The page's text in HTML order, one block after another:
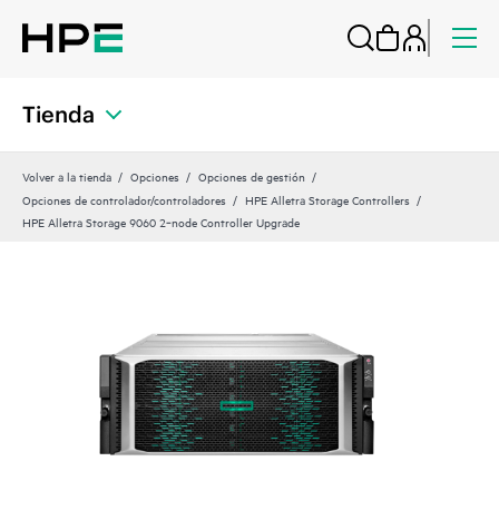
Tienda
Volver a la tienda Opciones
Opciones de gestión
Opciones de controlador/controladores
HPE Alletra Storage Controllers
HPE Alletra Storage 9060 2‑node Controller Upgrade